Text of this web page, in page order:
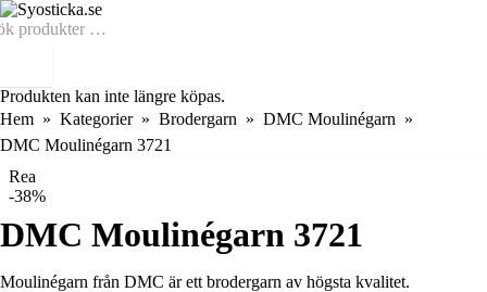
Produkten kan inte längre köpas.
Hem
Kategorier Brodergarn
DMC Moulinégarn
DMC Moulinégarn 3721
Rea
-38%
DMC Moulinégarn 3721
Moulinégarn från DMC är ett brodergarn av högsta kvalitet.